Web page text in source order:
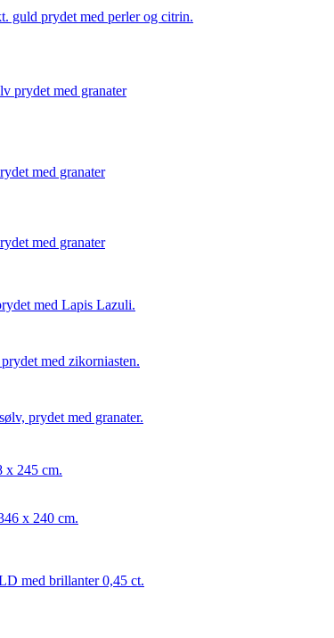
guld prydet med perler og citrin.
prydet med granater
med granater
med granater
med Lapis Lazuli.
med zikorniasten.
prydet med granater.
x 245 cm.
x 240 cm.
med brillanter 0,45 ct.